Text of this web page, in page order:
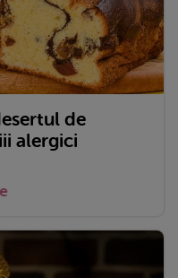
de
alergici